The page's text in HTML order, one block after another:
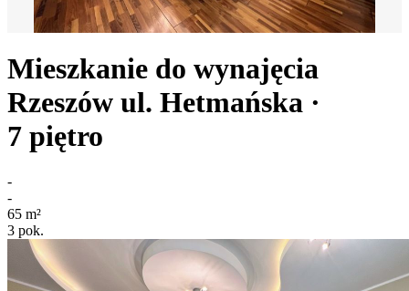
Mieszkanie do wynajęcia
Rzeszów ul. Hetmańska ·
7 piętro
-
-
65 m²
3 pok.